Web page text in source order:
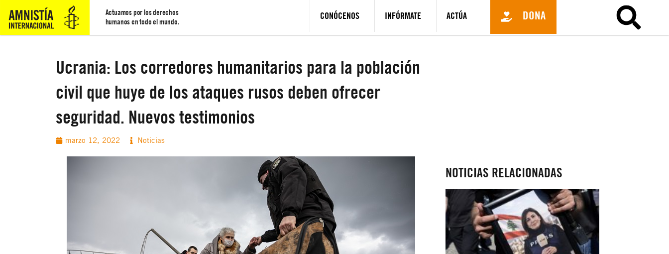
Actuamos por los derechos
humanos en todo el mundo.
CONÓCENOS INFÓRMATE ACTÚA DONA
Ucrania: Los corredores humanitarios para la población
civil que huye de los ataques rusos deben ofrecer
seguridad. Nuevos testimonios
marzo 12, 2022 Noticias
NOTICIAS RELACIONADAS